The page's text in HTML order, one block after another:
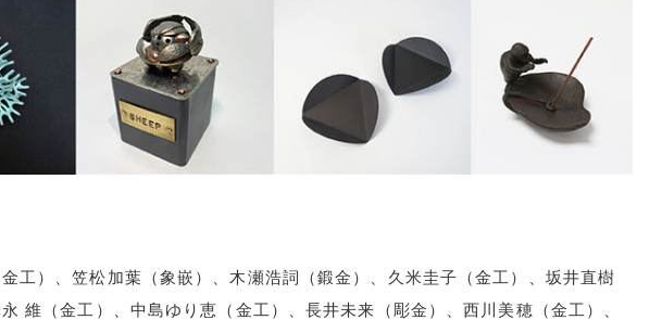
工）、笠松加葉（象嵌）、木瀬浩詞（鍛金）、久米圭子（金工）、坂井直樹
永 維（金工）、中島ゆり恵（金工）、長井未来（彫金）、西川美穂（金工）、